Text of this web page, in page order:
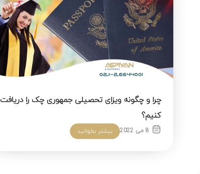
چرا و چگونه ویزای تحصیلی جمهوری چک را دریافت
کنیم؟
8 می 2022 بیشتر بخوانید